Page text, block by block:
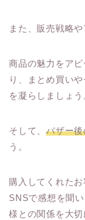
また、販売戦略
商品の魅力をア
り、まとめ買い
を凝らしましょう
そして、バザー
う。
購入してくれたお
SNSで感想を聞
様との関係を大切